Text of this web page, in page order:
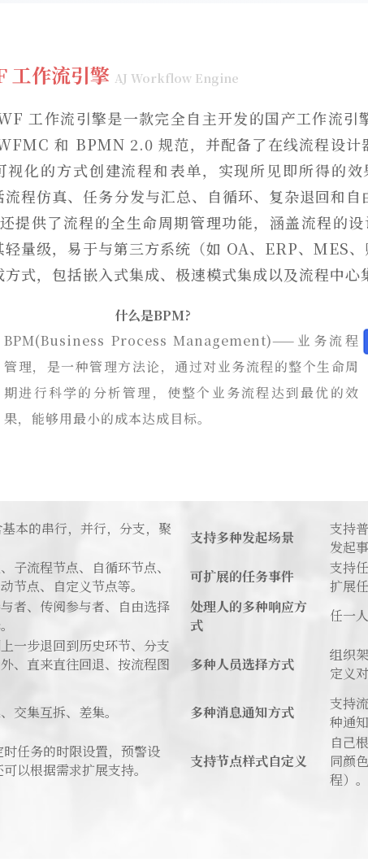
工作流引擎 AJ Workflow Engine
工作流引擎是一款完全自主开发的国产工作流引
和 BPMN 2.0 规范，并配备了在线流程设计
视化的方式创建流程和表单，实现所见即所得的
流程仿真、任务分发与汇总、自循环、复杂退回和自
提供了流程的全生命周期管理功能，涵盖流程的
轻量级，易于与第三方系统（如 OA、ERP、MES
方式，包括嵌入式集成、极速模式集成以及流程中心
什么是BPM?
BPM(Business Process Management)——业务流程
管理，是一种管理方法论，通过对业务流程的整个生命周
期进行科学的分析管理，使整个业务流程达到最优的效
果，能够用最小的成本达成目标。
本的串行，并行，分支，聚
支持多种发起场景
支持
发起
子流程节点、自循环节点、
节点、自定义节点等。
可扩展的任务事件
支持
扩展
者、传阅参与者、自由选择
处理人的多种响应方
式
任一
一步退回到历史环节、分支
、直来直往回退、按流程图
多种人员选择方式
组织
定义
交集互拆、差集。 多种消息通知方式
支持
种通
任务的时限设置，预警设
以根据需求扩展支持。
支持节点样式自定义
自己
同颜
程）。